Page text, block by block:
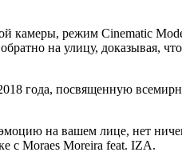
камеры, режим Cinematic
на улицу, доказывая,
года, посвященную
на вашем лице, нет
с Moraes Moreira feat. IZA.